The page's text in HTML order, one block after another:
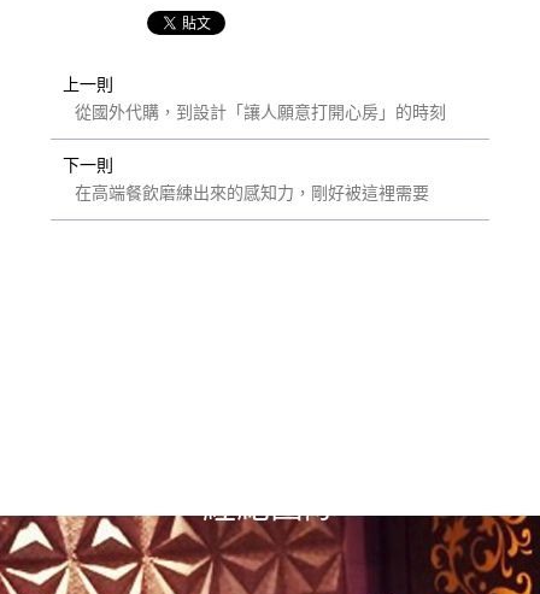
上一則
從國外代購，到設計「讓人願意打開心房」的時刻
下一則
在高端餐飲磨練出來的感知力，剛好被這裡需要
經紀團隊